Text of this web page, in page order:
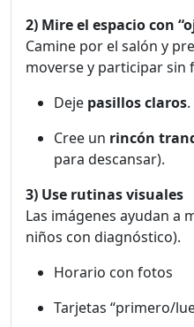
2) Mire el espacio con
Camine por el salón y
moverse y participar sin
Deje pasillos claros.
Cree un rincón
para descansar).
3) Use rutinas visuales
Las imágenes ayudan a
niños con diagnóstico).
Horario con fotos
Tarjetas “primero/